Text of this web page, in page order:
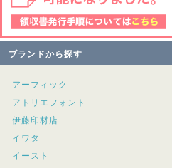
ブランドから探す
アーフィック
アトリエフォント
伊藤印材店
イワタ
イースト